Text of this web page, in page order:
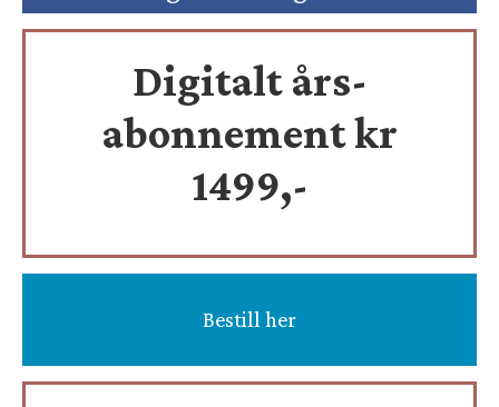
Digitalt års-
abonnement kr
1499,-
Bestill her